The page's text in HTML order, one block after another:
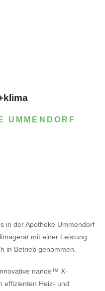
UMMENDORF
in der Apotheke Ummendorf
mit einer Leistung
in Betrieb genommen.
nanoe™ X-
effizienten Heiz- und